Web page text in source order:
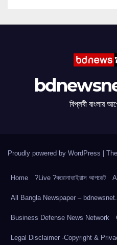
বিপ্লবী বাংলার
Proudly powered by WordPress
Home ?Live ?করোনাভাইরাস আপডেট
All Bangla Newspaper –
Business Defense News Network
Legal Disclaimer -Copyright &